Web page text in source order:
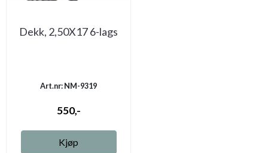
Dekk, 2,50X17 6-lags
Art.nr: NM-9319
550,-
Kjøp